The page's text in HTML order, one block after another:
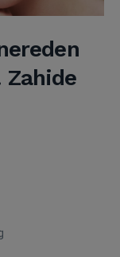
Zahide